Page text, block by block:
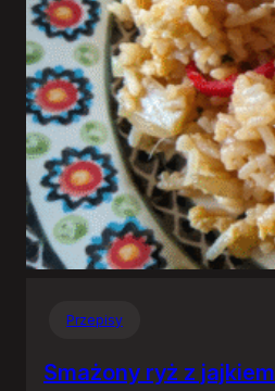
Przepisy
Smażony ryż z jajkiem